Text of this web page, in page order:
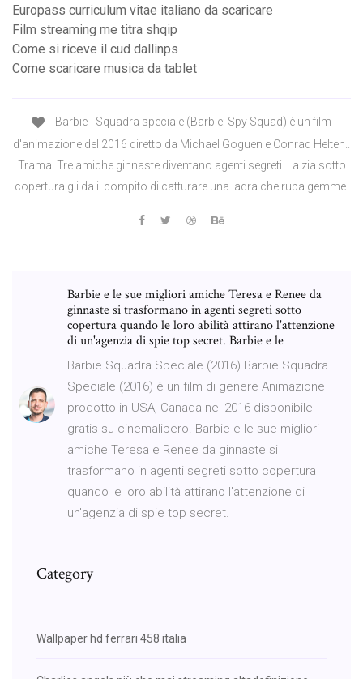
Europass curriculum vitae italiano da scaricare
Film streaming me titra shqip
Come si riceve il cud dallinps
Come scaricare musica da tablet
Barbie - Squadra speciale (Barbie: Spy Squad) è un film
d'animazione del 2016 diretto da Michael Goguen e Conrad Helten..
Trama. Tre amiche ginnaste diventano agenti segreti. La zia sotto
copertura gli da il compito di catturare una ladra che ruba gemme.
Barbie e le sue migliori amiche Teresa e Renee da
ginnaste si trasformano in agenti segreti sotto
copertura quando le loro abilità attirano l'attenzione
di un'agenzia di spie top secret. Barbie e le
Barbie Squadra Speciale (2016) Barbie Squadra
Speciale (2016) è un film di genere Animazione
prodotto in USA, Canada nel 2016 disponibile
gratis su cinemalibero. Barbie e le sue migliori
amiche Teresa e Renee da ginnaste si
trasformano in agenti segreti sotto copertura
quando le loro abilità attirano l'attenzione di
un'agenzia di spie top secret.
Category
Wallpaper hd ferrari 458 italia